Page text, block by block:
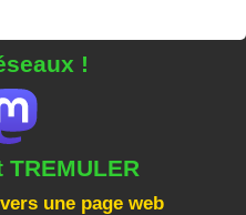
!
une page web